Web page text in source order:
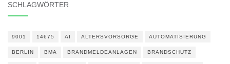
SCHLAGWÖRTER
9001 14675 AI ALTERSVORSORGE AUTOMATISIERUNG
BERLIN BMA BRANDMELDEANLAGEN BRANDSCHUTZ